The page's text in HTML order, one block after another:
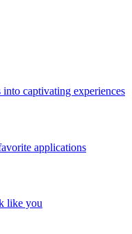
captivating experiences
applications
like you